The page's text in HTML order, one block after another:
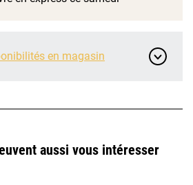
en magasin
aussi vous intéresser